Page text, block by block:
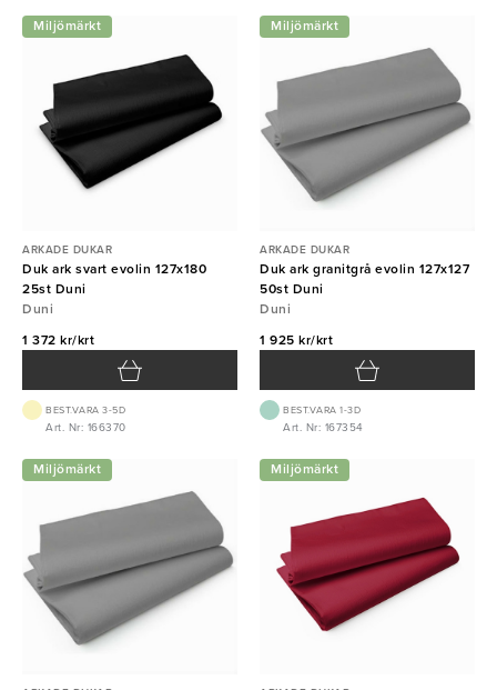
Miljömärkt
ARKADE DUKAR
Duk ark svart evolin 127x180
25st Duni
Duni
1 372 kr/krt
BEST.VARA 3-5D
Art. Nr: 166370
Miljömärkt
ARKADE DUKAR
Duk ark granitgrå evolin 127x127
50st Duni
Duni
1 925 kr/krt
BEST.VARA 1-3D
Art. Nr: 167354
Miljömärkt Miljömärkt